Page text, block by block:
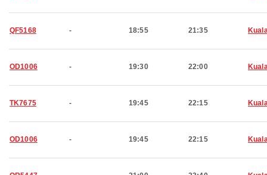
QF5168 - 18:55 21:35
OD1006 - 19:30 22:00
TK7675 - 19:45 22:15
OD1006 - 19:45 22:15